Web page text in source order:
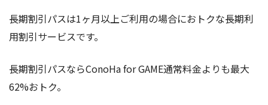
長期割引パスは1ヶ月以上ご利用の場合におトクな長期利
用割引サービスです。
長期割引パスならConoHa for GAME通常料金よりも最大
62%おトク。